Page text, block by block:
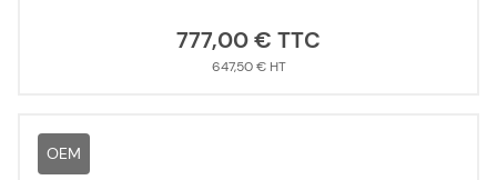
777,00 €
647,50 €
OEM